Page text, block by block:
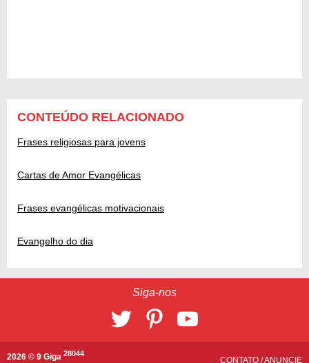
CONTEÚDO RELACIONADO
Frases religiosas para jovens
Cartas de Amor Evangélicas
Frases evangélicas motivacionais
Evangelho do dia
Siga-nos
2026 © 9 Giga 28044
CONTATO /ANUNCIE